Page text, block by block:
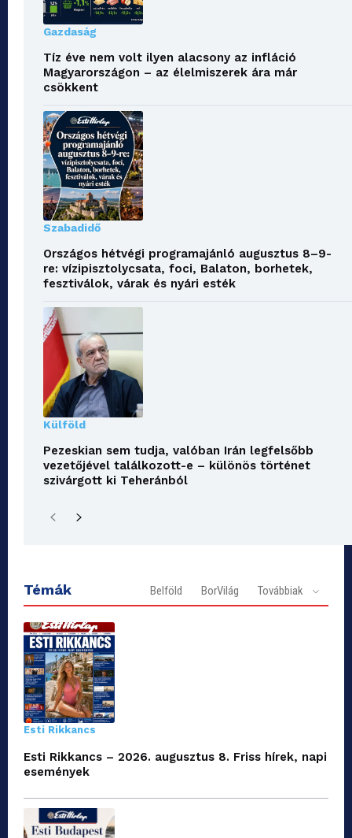
Gazdaság
Tíz éve nem volt ilyen alacsony az infláció
Magyarországon – az élelmiszerek ára már
csökkent
Szabadidő
Országos hétvégi programajánló augusztus 8–9-
re: vízipisztolycsata, foci, Balaton, borhetek,
fesztiválok, várak és nyári esték
Külföld
Pezeskian sem tudja, valóban Irán legfelsőbb
vezetőjével találkozott-e – különös történet
szivárgott ki Teheránból
Témák Belföld BorVilág Továbbiak
Esti Rikkancs
Esti Rikkancs – 2026. augusztus 8. Friss hírek, napi
események